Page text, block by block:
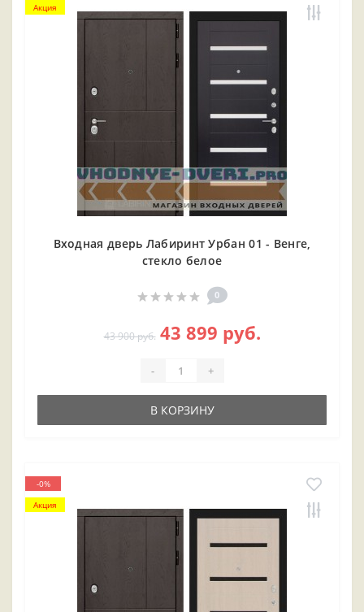
Акция
Входная дверь Лабиринт Урбан 01 - Венге,
стекло белое
0
43 900 руб. 43 899 руб.
- +
В КОРЗИНУ
-0%
Акция